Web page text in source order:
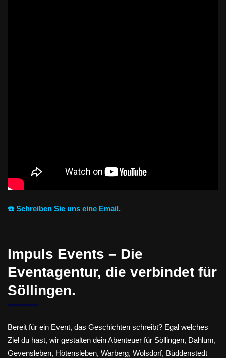
☎️ Schreiben Sie uns eine Email.
Impuls Events – Die
Eventagentur, die verbindet für
Söllingen.
Bereit für ein Event, das Geschichten schreibt? Egal welches
Ziel du hast, wir gestalten dein Abenteuer für Söllingen, Dahlum,
Gevensleben, Hötensleben, Warberg, Wolsdorf, Büddenstedt